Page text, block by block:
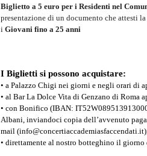
Biglietto a 5 euro per i Residenti nel
presentazione di un documento che attesti la
i Giovani fino a 25 anni
I Biglietti si possono acquistare:
• a Palazzo Chigi nei giorni e negli orari di
• al Bar La Dolce Vita di Genzano di
• con Bonifico (IBAN:
Albani, inviandoci copia dell’avvenuto
mail
• direttamente al nostro botteghino il giorno